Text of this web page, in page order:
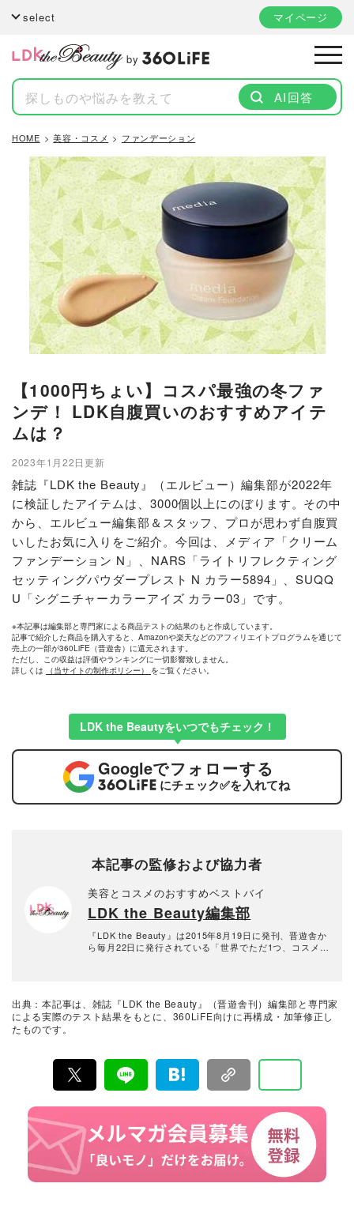
select マイページ
by
AI回答
HOME 美容・コスメ ファンデーション
【1000円ちょい】コスパ最強の冬ファ
ンデ！ LDK自腹買いのおすすめアイテ
ムは？
2023年1月22日更新
雑誌『LDK the Beauty』（エルビュー）編集部が2022年
に検証したアイテムは、3000個以上にのぼります。その中
から、エルビュー編集部＆スタッフ、プロが思わず自腹買
いしたお気に入りをご紹介。今回は、メディア「クリーム
ファンデーション N」、NARS「ライトリフレクティング
セッティングパウダープレスト N カラー5894」、SUQQ
U「シグニチャーカラーアイズ カラー03」です。
※本記事は編集部と専門家による商品テストの結果のもと作成しています。
記事で紹介した商品を購入すると、Amazonや楽天などのアフィリエイトプログラムを通じて
売上の一部が360LiFE（晋遊舎）に還元されます。
ただし、この収益は評価やランキングに一切影響致しません。
詳しくは
（当サイトの制作ポリシー） をご覧ください。
LDK the Beautyをいつでもチェック！
Googleでフォローする
にチェック✅を入れてね
本記事の監修および協力者
美容とコスメのおすすめベストバイ
LDK the Beauty編集部
『LDK the Beauty』は2015年8月19日に発刊、晋遊舎か
ら毎月22日に発行されている「世界でただ1つ、コスメを
ディアで情報を発信中。姉妹誌であるテストする女性誌
『LDK』と同様、メーカーに忖度する事なく、編集部と
出典：本記事は、雑誌『LDK the Beauty』（晋遊舎刊）編集部と専門家
による実際のテスト結果をもとに、360LiFE向けに再構成・加筆修正し
たものです。